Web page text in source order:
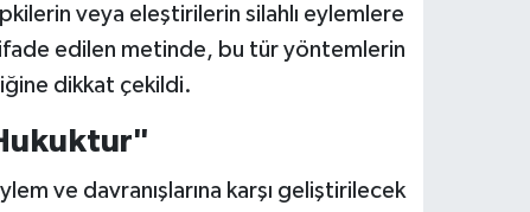
veya eleştirilerin silahlı eylemlere
edilen metinde, bu tür yöntemlerin
dikkat çekildi.
ve davranışlarına karşı geliştirilecek